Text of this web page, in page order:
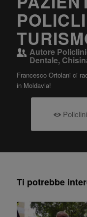
Autore
Dentale,
Francesco Ortolani ci
in Moldavia!
Ti potrebbe